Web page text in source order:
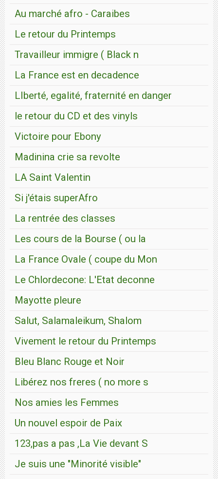
Au marché afro - Caraibes
Le retour du Printemps
Travailleur immigre ( Black n
La France est en decadence
LIberté, egalité, fraternité en danger
le retour du CD et des vinyls
Victoire pour Ebony
Madinina crie sa revolte
LA Saint Valentin
Si j'étais superAfro
La rentrée des classes
Les cours de la Bourse ( ou la
La France Ovale ( coupe du Mon
Le Chlordecone: L'Etat deconne
Mayotte pleure
Salut, Salamaleikum, Shalom
Vivement le retour du Printemps
Bleu Blanc Rouge et Noir
Libérez nos freres ( no more s
Nos amies les Femmes
Un nouvel espoir de Paix
123,pas a pas ,La Vie devant S
Je suis une "Minorité visible"